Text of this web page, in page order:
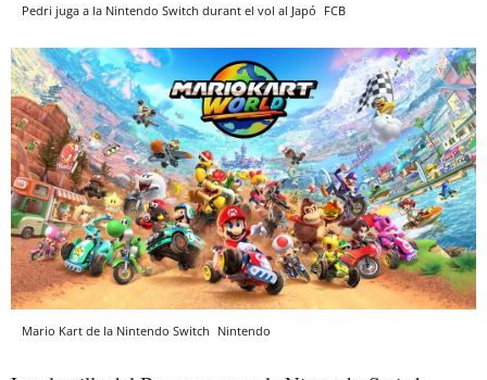
Pedri juga a la Nintendo Switch durant el vol al Japó FCB
Mario Kart de la Nintendo Switch Nintendo